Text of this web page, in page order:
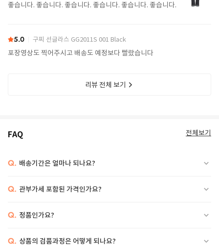
좋습니다. 좋습니다. 좋습니다. 좋습니다. 좋습니다. 좋습니다.
5.0 구찌 선글라스 GG2011S 001 Black
포장영상도 찍어주시고 배송도 예정보다 빨랐습니다
리뷰 전체 보기
FAQ 전체보기
Q. 배송기간은 얼마나 되나요?
Q. 관부가세 포함된 가격인가요?
Q. 정품인가요?
Q. 상품의 검품과정은 어떻게 되나요?